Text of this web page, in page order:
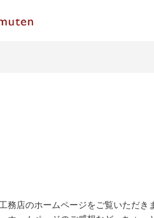
務店のホームページをご覧いただき